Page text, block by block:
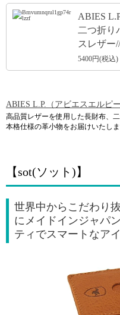
ABIES
二つ折り
スレザー
5400円(税込)
ABIES L.P.（アビエスエルピー
高品質レザーを使用した長財布、
本格仕様の革小物をお届けいたしま
【sot(ソット)】
世界中からこだわり
にメイドインジャパ
ティでスマートなア